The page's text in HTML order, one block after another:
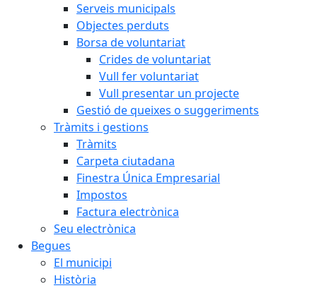
Serveis municipals
Objectes perduts
Borsa de voluntariat
Crides de voluntariat
Vull fer voluntariat
Vull presentar un projecte
Gestió de queixes o suggeriments
Tràmits i gestions
Tràmits
Carpeta ciutadana
Finestra Única Empresarial
Impostos
Factura electrònica
Seu electrònica
Begues
El municipi
Història